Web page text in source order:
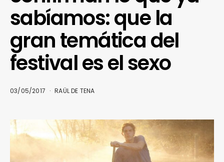
sabíamos: que la
gran temática del
festival es el sexo
03/05/2017 RAÜL DE TENA